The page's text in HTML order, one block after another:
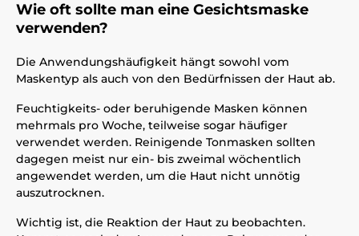
Wie oft sollte man eine Gesichtsmaske
verwenden?
Die Anwendungshäufigkeit hängt sowohl vom
Maskentyp als auch von den Bedürfnissen der Haut ab.
Feuchtigkeits- oder beruhigende Masken können
mehrmals pro Woche, teilweise sogar häufiger
verwendet werden. Reinigende Tonmasken sollten
dagegen meist nur ein- bis zweimal wöchentlich
angewendet werden, um die Haut nicht unnötig
auszutrocknen.
Wichtig ist, die Reaktion der Haut zu beobachten.